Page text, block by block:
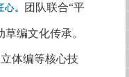
。 团队联合“平
编文化传承。
体编等核心技